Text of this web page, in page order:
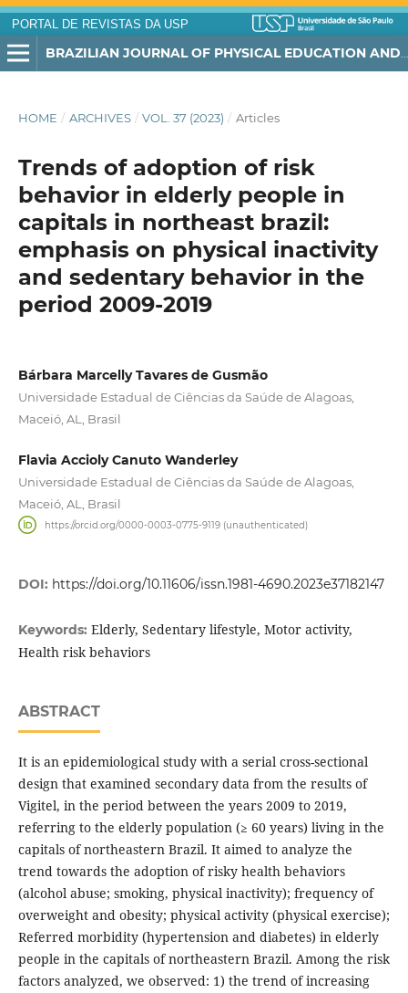
PORTAL DE REVISTAS DA USP
HOME / ARCHIVES / VOL. 37 (2023) / Articles
Trends of adoption of risk
behavior in elderly people in
capitals in northeast brazil:
emphasis on physical inactivity
and sedentary behavior in the
period 2009-2019
Bárbara Marcelly Tavares de Gusmão
Universidade Estadual de Ciências da Saúde de Alagoas,
Maceió, AL, Brasil
Flavia Accioly Canuto Wanderley
Universidade Estadual de Ciências da Saúde de Alagoas,
Maceió, AL, Brasil
https://orcid.org/0000-0003-0775-9119 (unauthenticated)
DOI: https://doi.org/10.11606/issn.1981-4690.2023e37182147
Keywords: Elderly, Sedentary lifestyle, Motor activity,
Health risk behaviors
ABSTRACT
It is an epidemiological study with a serial cross-sectional
design that examined secondary data from the results of
Vigitel, in the period between the years 2009 to 2019,
referring to the elderly population (≥ 60 years) living in the
capitals of northeastern Brazil. It aimed to analyze the
trend towards the adoption of risky health behaviors
(alcohol abuse; smoking, physical inactivity); frequency of
overweight and obesity; physical activity (physical exercise);
Referred morbidity (hypertension and diabetes) in elderly
people in the capitals of northeastern Brazil. Among the risk
factors analyzed, we observed: 1) the trend of increasing